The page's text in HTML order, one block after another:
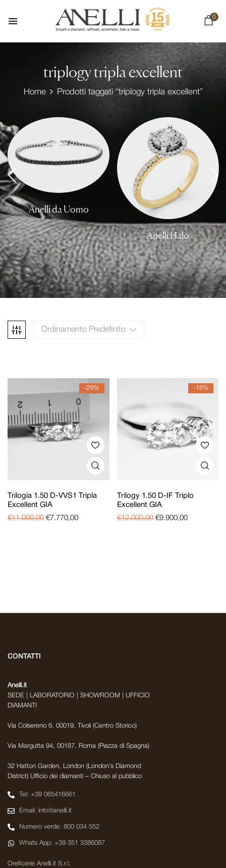
0
triplogy tripla excellent
Home Prodotti taggati “triplogy tripla excellent”
Anelli da Uomo
Anelli Halo
Ordinamento Predefinito
-29%
Trilogia 1.50 D-VVS1 Tripla
Excellent GIA
€11.000,00 €7.770,00
-18%
Trilogy 1.50 D-IF Triplo
Excellent GIA
€12.000,00 €9.900,00
CONTATTI
Anelli.it
SEDE | LABORATORIO | SHOWROOM | UFFICIO
DIAMANTI
Via Colsereno 6, 00019, Tivoli (Centro Storico)
Via Margutta 94, 00187, Roma (Piazza di Spagna)
32 Hatton Garden, London (London’s Diamond
District) Ufficio dei diamanti – Chiuso al pubblico
Tel: +39 065416661
Email: info@anelli.it
Numero verde: 800 034 552
Whats App: +39 351 3386087
Oreficerie Anelli.it S.r.l.